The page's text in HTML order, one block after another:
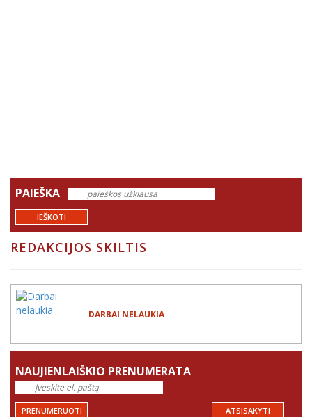
PAIEŠKA
IEŠKOTI
REDAKCIJOS SKILTIS
DARBAI NELAUKIA
NAUJIENLAIŠKIO PRENUMERATA
PRENUMERUOTI ATSISAKYTI